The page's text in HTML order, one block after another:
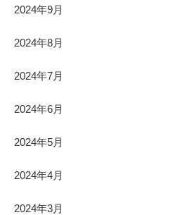
2024年9月
2024年8月
2024年7月
2024年6月
2024年5月
2024年4月
2024年3月